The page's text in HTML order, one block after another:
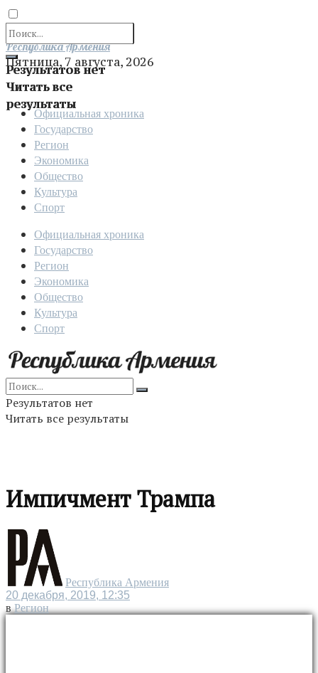
Результатов нет
Читать все
результаты
Отправить
Республика Армения
Пятница, 7 августа, 2026
Официальная хроника
Государство
Регион
Экономика
Общество
Культура
Спорт
Официальная хроника
Государство
Регион
Экономика
Общество
Культура
Спорт
Результатов нет
Читать все результаты
Импичмент Трампа
Республика Армения
20 декабря, 2019, 12:35
в Регион